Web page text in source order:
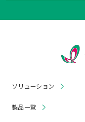
ソリューション
製品一覧